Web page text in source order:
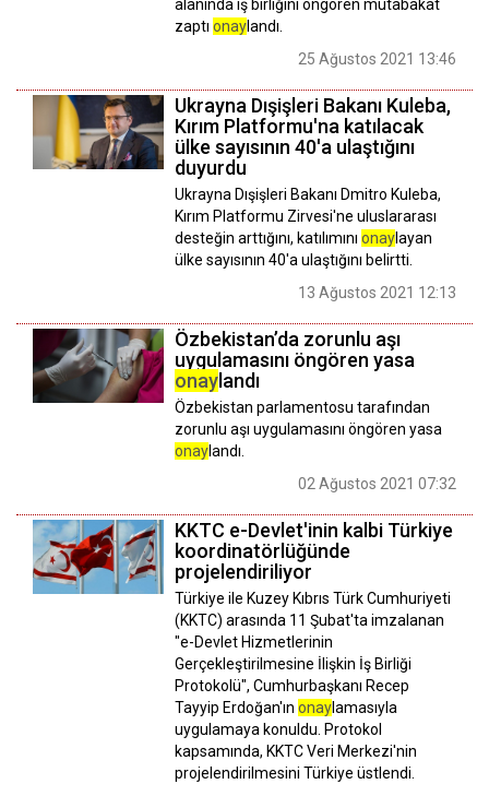
alanında iş birliğini öngören mutabakat
zaptı onaylandı.
25 Ağustos 2021 13:46
Ukrayna Dışişleri Bakanı Kuleba,
Kırım Platformu'na katılacak
ülke sayısının 40'a ulaştığını
duyurdu
Ukrayna Dışişleri Bakanı Dmitro Kuleba,
Kırım Platformu Zirvesi'ne uluslararası
desteğin arttığını, katılımını onaylayan
ülke sayısının 40'a ulaştığını belirtti.
13 Ağustos 2021 12:13
Özbekistan’da zorunlu aşı
uygulamasını öngören yasa
onay landı
Özbekistan parlamentosu tarafından
zorunlu aşı uygulamasını öngören yasa
onaylandı.
02 Ağustos 2021 07:32
KKTC e-Devlet'inin kalbi Türkiye
koordinatörlüğünde
projelendiriliyor
Türkiye ile Kuzey Kıbrıs Türk Cumhuriyeti
(KKTC) arasında 11 Şubat'ta imzalanan
"e-Devlet Hizmetlerinin
Gerçekleştirilmesine İlişkin İş Birliği
Protokolü", Cumhurbaşkanı Recep
Tayyip Erdoğan'ın onaylamasıyla
uygulamaya konuldu. Protokol
kapsamında, KKTC Veri Merkezi'nin
projelendirilmesini Türkiye üstlendi.